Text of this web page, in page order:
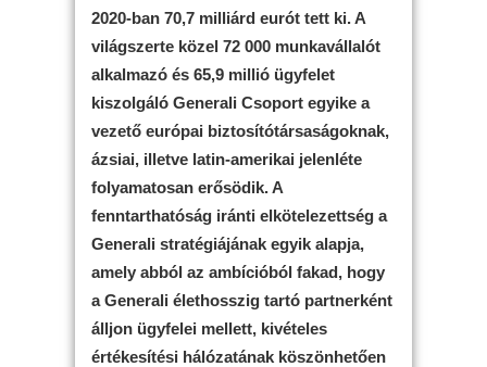
2020-ban 70,7 milliárd eurót tett ki. A
világszerte közel 72 000 munkavállalót
alkalmazó és 65,9 millió ügyfelet
kiszolgáló Generali Csoport egyike a
vezető európai biztosítótársaságoknak,
ázsiai, illetve latin-amerikai jelenléte
folyamatosan erősödik. A
fenntarthatóság iránti elkötelezettség a
Generali stratégiájának egyik alapja,
amely abból az ambícióból fakad, hogy
a Generali élethosszig tartó partnerként
álljon ügyfelei mellett, kivételes
értékesítési hálózatának köszönhetően